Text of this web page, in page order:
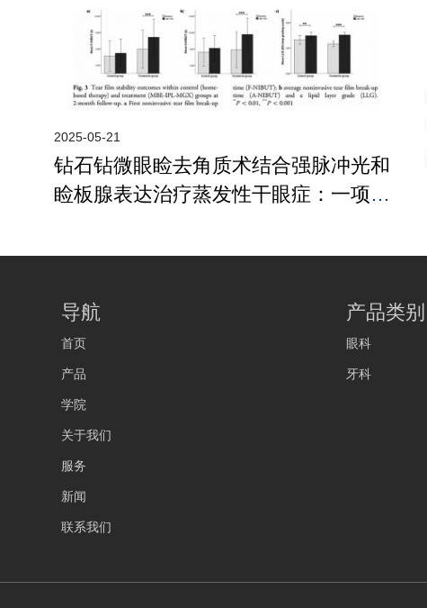
2025-05-21
钻石钻微眼睑去角质术结合强脉冲光和
睑板腺表达治疗蒸发性干眼症：一项短
导航
首页
产品
学院
关于我们
服务
新闻
联系我们
产品类别
眼科
牙科